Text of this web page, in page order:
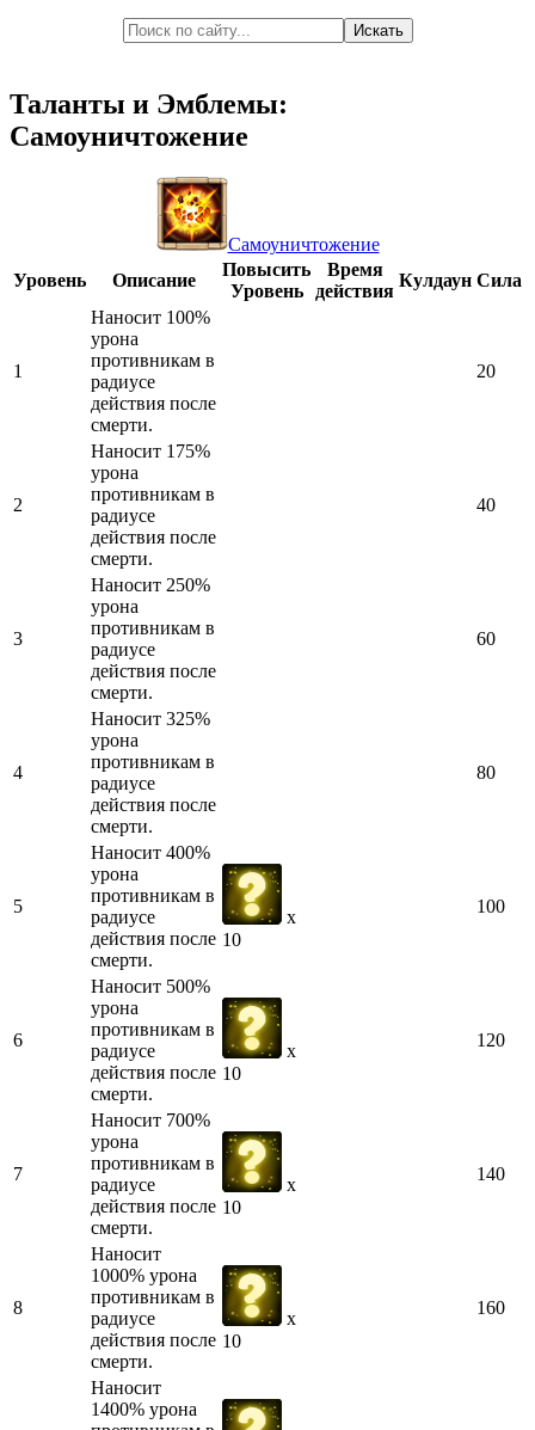
Таланты и Эмблемы:
Самоуничтожение
Самоуничтожение
Уровень
Описание
Повысить
Уровень
Время
действия
Кулдаун Сила
1
Наносит 100%
урона
противникам в
радиусе
действия после
смерти.
20
2
Наносит 175%
урона
противникам в
радиусе
действия после
смерти.
40
3
Наносит 250%
урона
противникам в
радиусе
действия после
смерти.
60
4
Наносит 325%
урона
противникам в
радиусе
действия после
смерти.
80
5
Наносит 400%
урона
противникам в
радиусе
действия после
смерти.
x
10
100
6
Наносит 500%
урона
противникам в
радиусе
действия после
смерти.
x
10
120
7
Наносит 700%
урона
противникам в
радиусе
действия после
смерти.
x
10
140
8
Наносит
1000% урона
противникам в
радиусе
действия после
смерти.
x
10
160
Наносит
1400% урона